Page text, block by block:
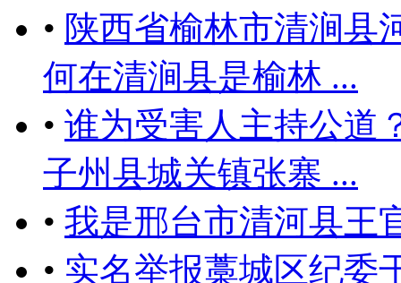
• 陕西省榆林市清涧县
何在清涧县是榆林 ...
• 谁为受害人主持公道
子州县城关镇张寨 ...
• 我是邢台市清河县王
• 实名举报藁城区纪委